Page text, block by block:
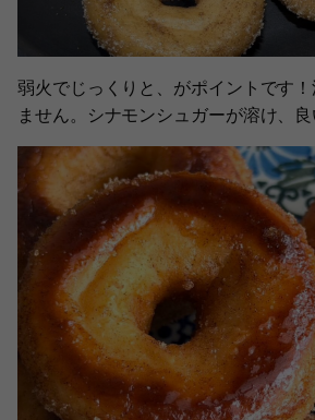
弱火でじっくりと、がポイントです
ません。シナモンシュガーが溶け、良